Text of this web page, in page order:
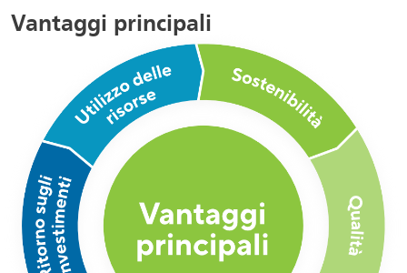
Vantaggi principali